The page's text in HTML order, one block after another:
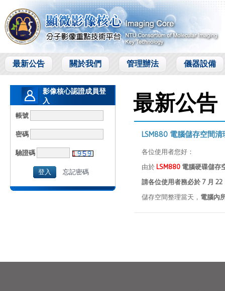
最新公告 關於我們 管理辦法 儀器設備
影像核心認證成員登
入
帳號
密碼
驗證碼
忘記密碼
最新公告
LSM880 電腦儲存空間清
各位使用者您好：
由於 LSM880 電腦硬碟儲存
請各位使用者務必於 7 月
儲存空間整理當天， 電腦內